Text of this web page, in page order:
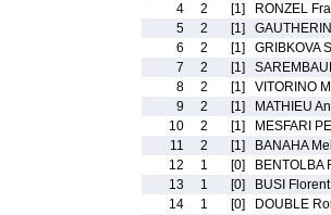
4
2 [1]
RONZEL
5
2 [1]
6
2 [1]
GRIBKOVA
7
2 [1]
8
2 [1]
VITORINO
9
2 [1]
MATHIEU
10
2 [1]
MESFARI
11
2 [1]
BANAHA
12
1 [0]
BENTOLBA
13
1 [0]
BUSI Florent
14
1 [0]
DOUBLE